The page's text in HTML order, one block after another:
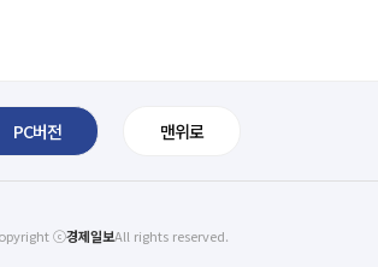
PC버전 맨위로
ⓒ경제일보All rights reserved.